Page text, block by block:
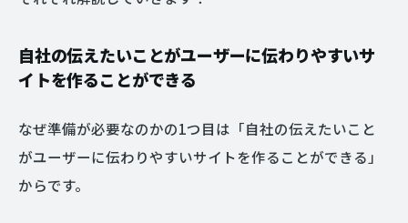
自社の伝えたいことがユーザーに伝わりやすいサ
イトを作ることができる
なぜ準備が必要なのかの1つ目は「自社の伝えたいこと
がユーザーに伝わりやすいサイトを作ることができる」
からです。